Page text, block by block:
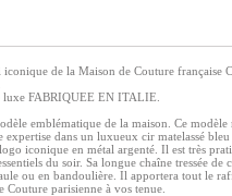
iconique de la Maison de Couture française
luxe FABRIQUEE EN ITALIE.
emblématique de la maison. Ce modèle
expertise dans un luxueux cir matelassé bleu
iconique en métal argenté. Il est très
du soir. Sa longue chaîne tressée de
ou en bandoulière. Il apportera tout le
Couture parisienne à vos tenue.